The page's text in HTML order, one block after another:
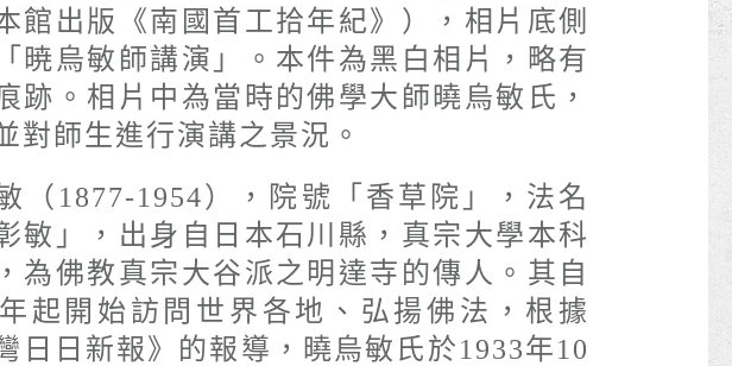
館出版《南國首工拾年紀》），相片底側
暁烏敏師講演」。本件為黑白相片，略有
跡。相片中為當時的佛學大師曉烏敏氏，
對師生進行演講之景況。
（1877-1954），院號「香草院」，法名
敏」，出身自日本石川縣，真宗大學本科
為佛教真宗大谷派之明達寺的傳人。其自
起開始訪問世界各地、弘揚佛法，根據
日日新報》的報導，曉烏敏氏於1933年10